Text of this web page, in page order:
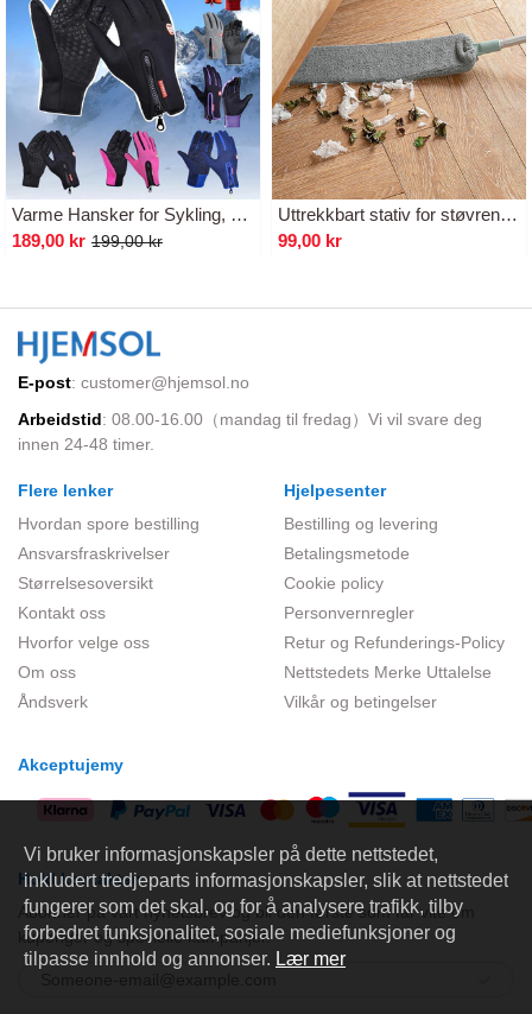
Varme Hansker for Sykling, Løping og Kjøring
189,00 kr 199,00 kr
Uttrekkbart stativ for støvrensing
99,00 kr
E-post: customer@hjemsol.no
Arbeidstid: 08.00-16.00（mandag til fredag）Vi vil svare deg
innen 24-48 timer.
Flere lenker
Hvordan spore bestilling
Ansvarsfraskrivelser
Størrelsesoversikt
Kontakt oss
Hvorfor velge oss
Om oss
Åndsverk
Hjelpesenter
Bestilling og levering
Betalingsmetode
Cookie policy
Personvernregler
Retur og Refunderings-Policy
Nettstedets Merke Uttalelse
Vilkår og betingelser
Akceptujemy
Hold kontakten
Abonner på vårt nyhetsbrev og bli den første som får vite om
kuponger og spesielle kampanjer.
Vi bruker informasjonskapsler på dette nettstedet,
inkludert tredjeparts informasjonskapsler, slik at nettstedet
fungerer som det skal, og for å analysere trafikk, tilby
forbedret funksjonalitet, sosiale mediefunksjoner og
tilpasse innhold og annonser. Lær mer